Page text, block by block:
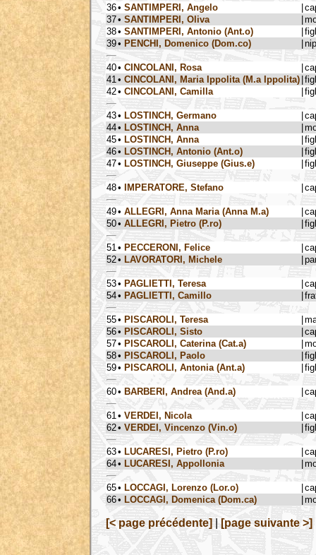
36• SANTIMPERI, Angelo
37• SANTIMPERI, Oliva
38• SANTIMPERI, Antonio (Ant.o)
39• PENCHI, Domenico (Dom.co)
40• CINCOLANI, Rosa
41 • CINCOLANI, Maria Ippolita (M.a Ippolita)
42• CINCOLANI, Camilla
43• LOSTINCH, Germano
44• LOSTINCH, Anna
45• LOSTINCH, Anna
46• LOSTINCH, Antonio (Ant.o)
47• LOSTINCH, Giuseppe (Gius.e)
48• IMPERATORE, Stefano
49• ALLEGRI, Anna Maria (Anna M.a)
50• ALLEGRI, Pietro (P.ro)
51 • PECCERONI, Felice
52• LAVORATORI, Michele
53• PAGLIETTI, Teresa
54• PAGLIETTI, Camillo
55• PISCAROLI, Teresa
56• PISCAROLI, Sisto
57• PISCAROLI, Caterina (Cat.a)
58• PISCAROLI, Paolo
59• PISCAROLI, Antonia (Ant.a)
60• BARBERI, Andrea (And.a)
61 • VERDEI, Nicola
62• VERDEI, Vincenzo (Vin.o)
63• LUCARESI, Pietro (P.ro)
64• LUCARESI, Appollonia
65• LOCCAGI, Lorenzo (Lor.o)
66• LOCCAGI, Domenica (Dom.ca)
[< page précédente] [page suivante >]